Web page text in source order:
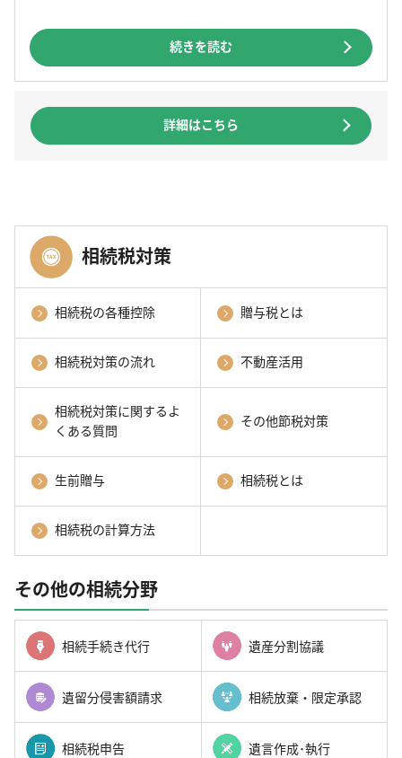
続きを読む
詳細はこちら
相続税対策
相続税の各種控除 贈与税とは
相続税対策の流れ 不動産活用
相続税対策に関するよ
くある質問
その他節税対策
生前贈与 相続税とは
相続税の計算方法
その他の相続分野
相続手続き代行 遺産分割協議
遺留分侵害額請求 相続放棄・限定承認
相続税申告 遺言作成･執行